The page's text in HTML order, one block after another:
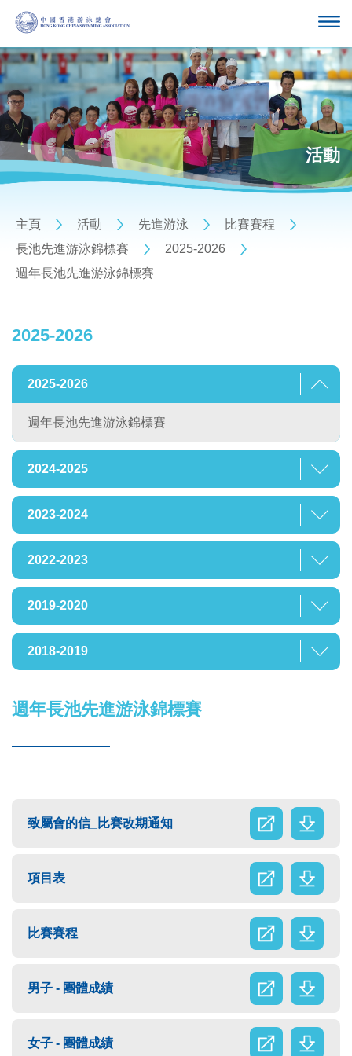
活動
主頁 活動 先進游泳
比賽賽程
長池先進游泳錦標賽
2025-2026
週年長池先進游泳錦標賽
2025-2026
2025-2026
週年長池先進游泳錦標賽
2024-2025
2023-2024
2022-2023
2019-2020
2018-2019
週年長池先進游泳錦標賽
致屬會的信_比賽改期通知
項目表
比賽賽程
男子 - 團體成績
女子 - 團體成績